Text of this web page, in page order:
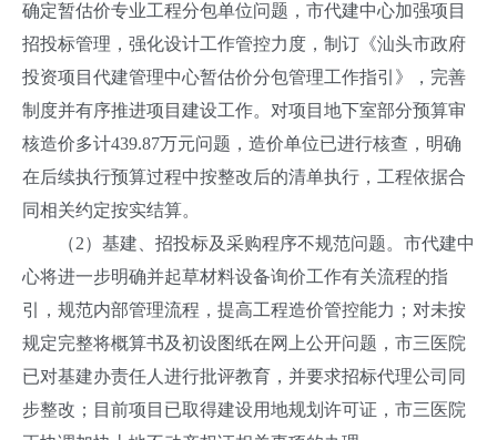
确定暂估价专业工程分包单位问题，市代建中心加强项目
招投标管理，强化设计工作管控力度，制订《汕头市政府
投资项目代建管理中心暂估价分包管理工作指引》，完善
制度并有序推进项目建设工作。对项目地下室部分预算审
核造价多计439.87万元问题，造价单位已进行核查，明确
在后续执行预算过程中按整改后的清单执行，工程依据合
同相关约定按实结算。
（2）基建、招投标及采购程序不规范问题。市代建中
心将进一步明确并起草材料设备询价工作有关流程的指
引，规范内部管理流程，提高工程造价管控能力；对未按
规定完整将概算书及初设图纸在网上公开问题，市三医院
已对基建办责任人进行批评教育，并要求招标代理公司同
步整改；目前项目已取得建设用地规划许可证，市三医院